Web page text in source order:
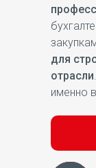
для
отрасли
именно